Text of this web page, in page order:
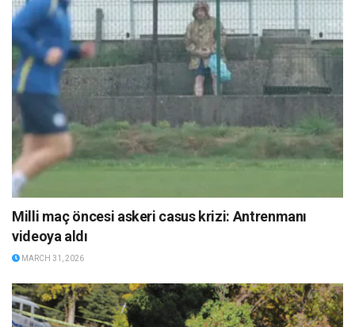
Milli maç öncesi askeri casus krizi: Antrenmanı
videoya aldı
MARCH 31, 2026